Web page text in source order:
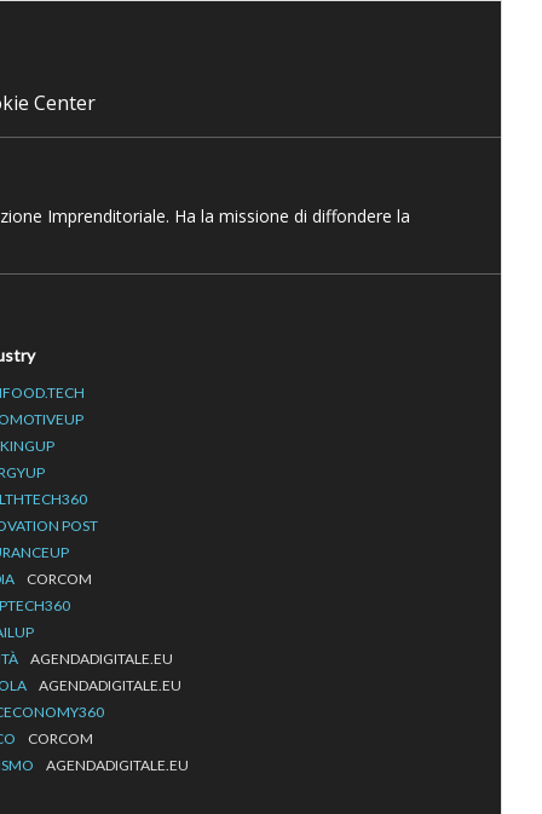
Center
Imprenditoriale. Ha la missione di diffondere la
POST
CORCOM
AGENDADIGITALE.EU
AGENDADIGITALE.EU
CORCOM
AGENDADIGITALE.EU